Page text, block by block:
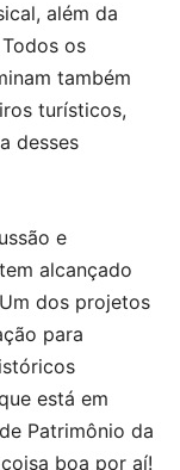
além da
os
também
turísticos,
desses
e
alcançado
dos projetos
para
está em
Patrimônio da
boa por aí!